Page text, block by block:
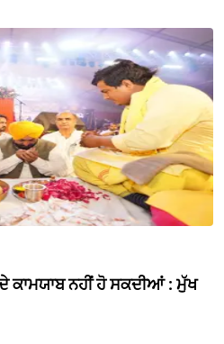
ਕਾਮਯਾਬ ਨਹੀਂ ਹੋ ਸਕਦੀਆਂ : ਮੁੱਖ